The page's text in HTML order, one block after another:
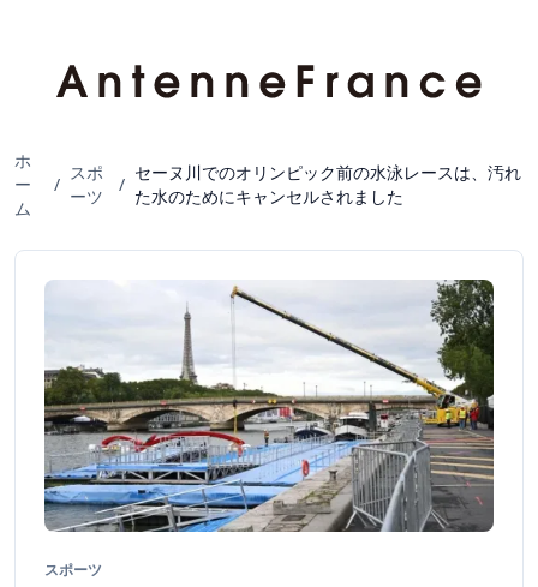
ホ
ー
ム
/
スポ
ーツ
/
セーヌ川でのオリンピック前の水泳レースは、汚れ
た水のためにキャンセルされました
スポーツ